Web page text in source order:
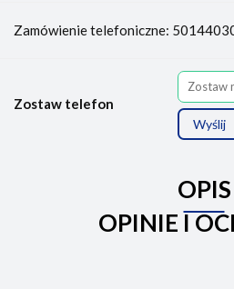
Zamówienie telefoniczne:
Zostaw telefon
Wyślij
OPIS
OPINIE I